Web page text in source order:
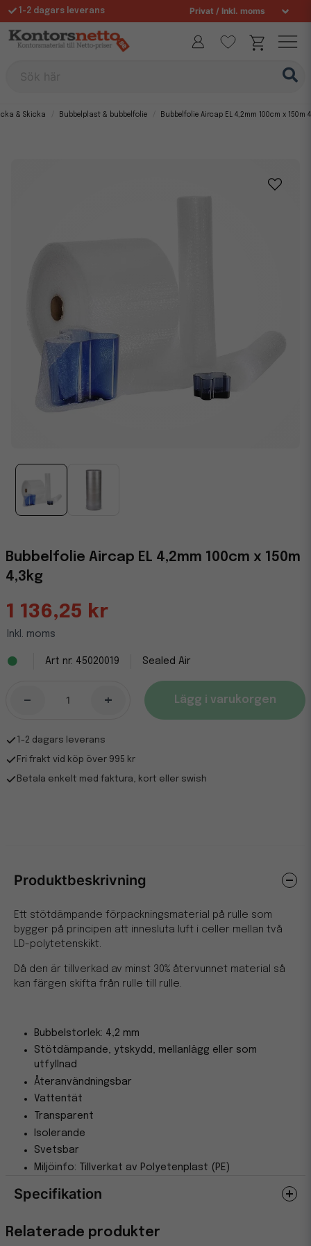
1-2 dagars leverans
Fri frakt över 995 kr
& Skicka Bubbelplast & bubbelfolie Bubbelfolie Aircap EL 4,2mm 100cm x 150m
Bubbelfolie Aircap EL 4,2mm 100cm x 150m
4,3kg
1 136,25 kr
Inkl. moms
45020019 Sealed Air
- + Lägg i varukorgen
1-2 dagars leverans
Fri frakt vid köp över 995 kr
Betala enkelt med faktura, kort eller swish
Relaterade produkter
Produktbeskrivning
Ett stötdämpande förpackningsmaterial på rulle som
bygger på principen att innesluta luft i celler mellan två
LD-polytetenskikt.
Då den är tillverkad av minst 30% återvunnet material så
kan färgen skifta från rulle till rulle.
Bubbelstorlek: 4,2 mm
Stötdämpande, ytskydd, mellanlägg eller som
utfyllnad
Återanvändningsbar
Vattentät
Transparent
Isolerande
Svetsbar
Miljöinfo: Tillverkat av Polyetenplast (PE)
Specifikation
Egenskaper